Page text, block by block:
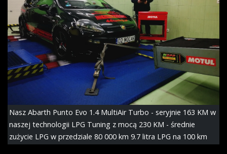
Nasz Abarth Punto Evo 1.4 MultiAir Turbo - seryjnie 163 KM w
naszej technologii LPG Tuning z mocą 230 KM - średnie
zużycie LPG w przedziale 80 000 km 9.7 litra LPG na 100 km